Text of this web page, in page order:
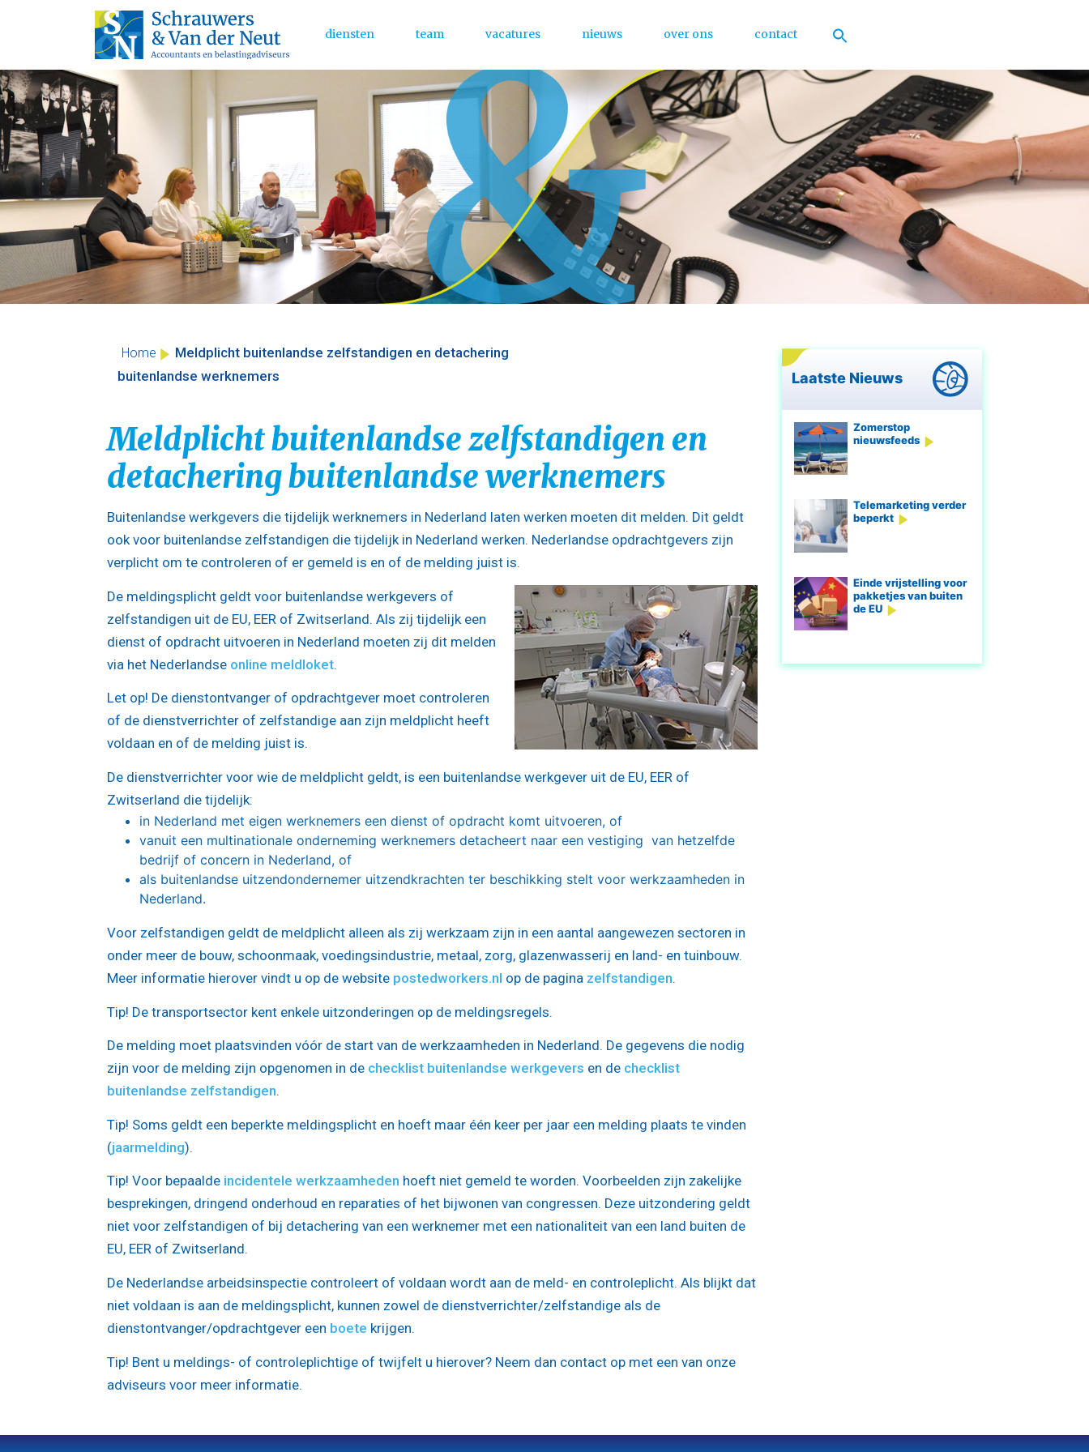
Skip
to
content
Main Menu
diensten team vacatures nieuws over ons contact
Home
Meldplicht buitenlandse zelfstandigen en detachering
buitenlandse werknemers
Meldplicht buitenlandse zelfstandigen en
detachering buitenlandse werknemers
Buitenlandse werkgevers die tijdelijk werknemers in Nederland laten werken moeten dit melden. Dit geldt
ook voor buitenlandse zelfstandigen die tijdelijk in Nederland werken. Nederlandse opdrachtgevers zijn
verplicht om te controleren of er gemeld is en of de melding juist is.
De meldingsplicht geldt voor buitenlandse werkgevers of
zelfstandigen uit de EU, EER of Zwitserland. Als zij tijdelijk een
dienst of opdracht uitvoeren in Nederland moeten zij dit melden
via het Nederlandse online meldloket.
Let op! De dienstontvanger of opdrachtgever moet controleren
of de dienstverrichter of zelfstandige aan zijn meldplicht heeft
voldaan en of de melding juist is.
De dienstverrichter voor wie de meldplicht geldt, is een buitenlandse werkgever uit de EU, EER of
Zwitserland die tijdelijk:
in Nederland met eigen werknemers een dienst of opdracht komt uitvoeren, of
vanuit een multinationale onderneming werknemers detacheert naar een vestiging van hetzelfde
bedrijf of concern in Nederland, of
als buitenlandse uitzendondernemer uitzendkrachten ter beschikking stelt voor werkzaamheden in
Nederland.
Voor zelfstandigen geldt de meldplicht alleen als zij werkzaam zijn in een aantal aangewezen sectoren in
onder meer de bouw, schoonmaak, voedingsindustrie, metaal, zorg, glazenwasserij en land- en tuinbouw.
Meer informatie hierover vindt u op de website postedworkers.nl op de pagina zelfstandigen.
Tip! De transportsector kent enkele uitzonderingen op de meldingsregels.
De melding moet plaatsvinden vóór de start van de werkzaamheden in Nederland. De gegevens die nodig
zijn voor de melding zijn opgenomen in de checklist buitenlandse werkgevers en de checklist
buitenlandse zelfstandigen.
Tip! Soms geldt een beperkte meldingsplicht en hoeft maar één keer per jaar een melding plaats te vinden
(jaarmelding).
Tip! Voor bepaalde incidentele werkzaamheden hoeft niet gemeld te worden. Voorbeelden zijn zakelijke
besprekingen, dringend onderhoud en reparaties of het bijwonen van congressen. Deze uitzondering geldt
niet voor zelfstandigen of bij detachering van een werknemer met een nationaliteit van een land buiten de
EU, EER of Zwitserland.
De Nederlandse arbeidsinspectie controleert of voldaan wordt aan de meld- en controleplicht. Als blijkt dat
niet voldaan is aan de meldingsplicht, kunnen zowel de dienstverrichter/zelfstandige als de
dienstontvanger/opdrachtgever een boete krijgen.
Tip! Bent u meldings- of controleplichtige of twijfelt u hierover? Neem dan contact op met een van onze
adviseurs voor meer informatie.
Laatste Nieuws
Zomerstop
nieuwsfeeds
Telemarketing verder
beperkt
Einde vrijstelling voor
pakketjes van buiten
de EU